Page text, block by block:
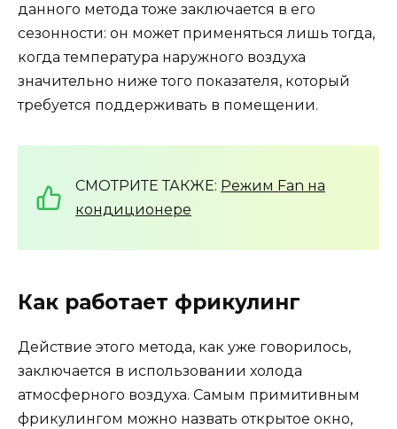
данного метода тоже заключается в его
сезонности: он может применяться лишь тогда,
когда температура наружного воздуха
значительно ниже того показателя, который
требуется поддерживать в помещении.
СМОТРИТЕ ТАКЖЕ: Режим Fan на
кондиционере
Как работает фрикулинг
Действие этого метода, как уже говорилось,
заключается в использовании холода
атмосферного воздуха. Самым примитивным
фрикулингом можно назвать открытое окно,